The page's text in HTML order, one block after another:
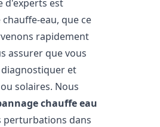
d'experts est
eau, que ce
rapidement
assurer que vous
diagnostiquer et
solaires. Nous
chauffe eau
perturbations dans